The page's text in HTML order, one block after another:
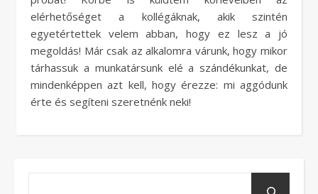
elérhetőséget a kollégáknak, akik szintén
egyetértettek velem abban, hogy ez lesz a jó
megoldás! Már csak az alkalomra várunk, hogy mikor
tárhassuk a munkatársunk elé a szándékunkat, de
mindenképpen azt kell, hogy érezze: mi aggódunk
érte és segíteni szeretnénk neki!